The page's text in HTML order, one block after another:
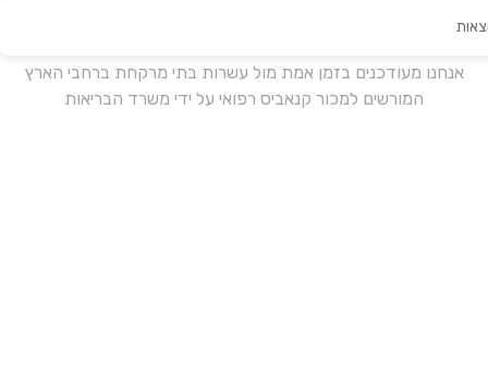
אנחנו מעודכנים בזמן אמת מול עשרות בתי מרקחת ברחבי הארץ
המורשים למכור קנאביס רפואי על ידי משרד הבריאות